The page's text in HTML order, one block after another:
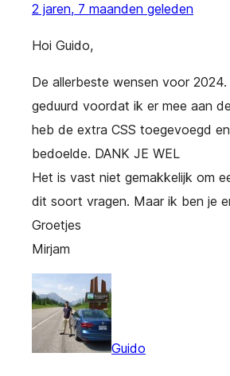
2 jaren, 7 maanden geleden
Hoi Guido,
De allerbeste wensen voor
geduurd voordat ik er mee aan
heb de extra CSS toegevoegd
bedoelde. DANK JE WEL
Het is vast niet gemakkelijk om
dit soort vragen. Maar ik ben je
Groetjes
Mirjam
Guido